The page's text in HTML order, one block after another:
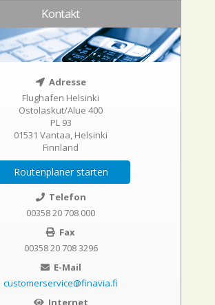
Kontakt
Adresse
Flughafen Helsinki
Ostolaskut/Alue 400
PL 93
01531 Vantaa, Helsinki
Finnland
Routenplaner starten
Telefon
00358 20 708 000
Fax
00358 20 708 3296
E-Mail
customerservice@finavia.fi
Internet